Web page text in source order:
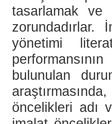
tasarlamak ve
zorundadırlar.
yönetimi
bulunulan
öncelikleri adı